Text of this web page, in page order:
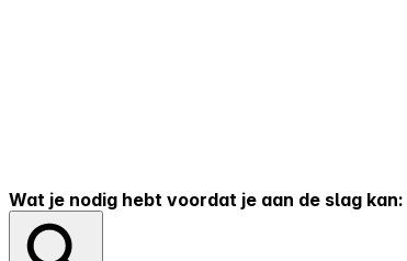
Wat je nodig hebt voordat je aan de slag kan: